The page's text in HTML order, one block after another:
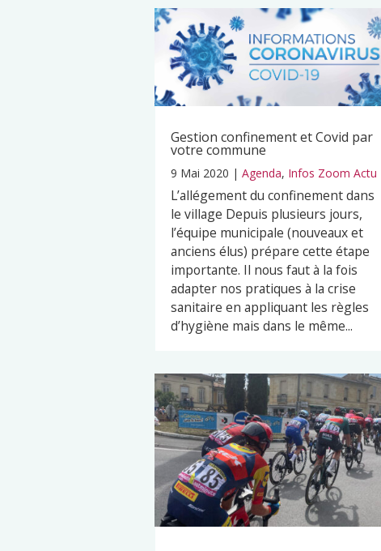
Gestion confinement et Covid par
votre commune
9 Mai 2020 | Agenda, Infos Zoom Actu
L’allégement du confinement dans
le village Depuis plusieurs jours,
l’équipe municipale (nouveaux et
anciens élus) prépare cette étape
importante. Il nous faut à la fois
adapter nos pratiques à la crise
sanitaire en appliquant les règles
d’hygiène mais dans le même...